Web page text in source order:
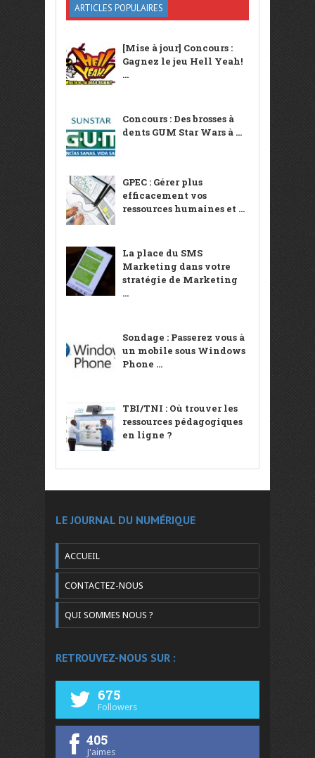
ARTICLES POPULAIRES
[Mise à jour] Concours :
Gagnez le jeu Hell Yeah!
...
Concours : Des brosses à
dents GUM Star Wars à ...
GPEC : Gérer plus
efficacement vos
ressources humaines et ...
La place du SMS
Marketing dans votre
stratégie de Marketing
...
Sondage : Passerez vous à
un mobile sous Windows
Phone ...
TBI/TNI : Où trouver les
ressources pédagogiques
en ligne ?
LE JOURNAL DU NUMÉRIQUE
ACCUEIL
CONTACTEZ-NOUS
QUI SOMMES NOUS ?
RETROUVEZ-NOUS SUR :
675
Followers
405
J'aimes